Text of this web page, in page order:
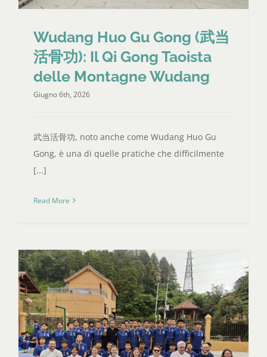
Wudang Huo Gu Gong (武当
活骨功): Il Qi Gong Taoista
delle Montagne Wudang
Giugno 6th, 2026
武当活骨功, noto anche come Wudang Huo Gu
Gong, è una di quelle pratiche che difficilmente
[...]
Read More